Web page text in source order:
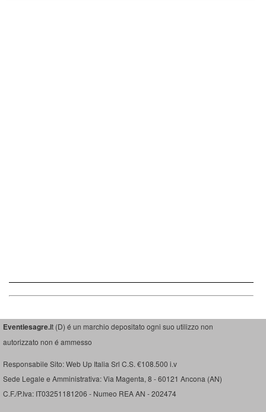
Eventiesagre.it (D) é un marchio depositato ogni suo utilizzo non
autorizzato non é ammesso
Responsabile Sito: Web Up Italia Srl C.S. €108.500 i.v
Sede Legale e Amministrativa: Via Magenta, 8 - 60121 Ancona (AN)
C.F./P.Iva: IT03251181206 - Numeo REA AN - 202474